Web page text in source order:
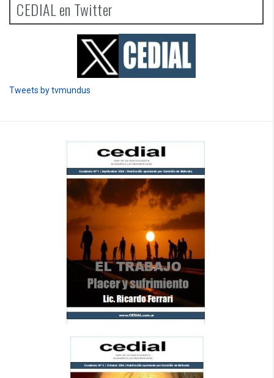
CEDIAL en Twitter
Tweets by tvmundus